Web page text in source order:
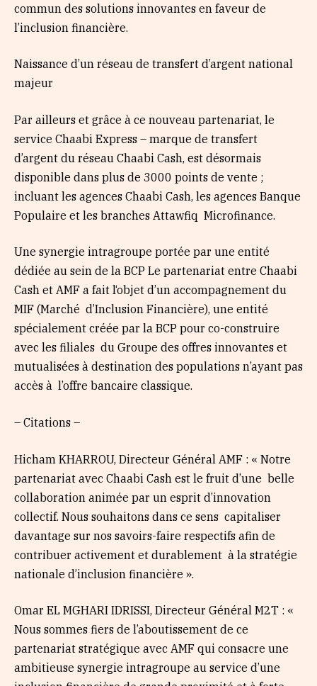
commun des solutions innovantes en faveur de
l’inclusion financière.
Naissance d’un réseau de transfert d’argent national
majeur
Par ailleurs et grâce à ce nouveau partenariat, le
service Chaabi Express – marque de transfert
d’argent du réseau Chaabi Cash, est désormais
disponible dans plus de 3000 points de vente ;
incluant les agences Chaabi Cash, les agences Banque
Populaire et les branches Attawfiq Microfinance.
Une synergie intragroupe portée par une entité
dédiée au sein de la BCP Le partenariat entre Chaabi
Cash et AMF a fait l‘objet d’un accompagnement du
MIF (Marché d’Inclusion Financière), une entité
spécialement créée par la BCP pour co-construire
avec les filiales du Groupe des offres innovantes et
mutualisées à destination des populations n’ayant pas
accès à l’offre bancaire classique.
– Citations –
Hicham KHARROU, Directeur Général AMF : « Notre
partenariat avec Chaabi Cash est le fruit d’une belle
collaboration animée par un esprit d’innovation
collectif. Nous souhaitons dans ce sens capitaliser
davantage sur nos savoirs-faire respectifs afin de
contribuer activement et durablement à la stratégie
nationale d’inclusion financière ».
Omar EL MGHARI IDRISSI, Directeur Général M2T : «
Nous sommes fiers de l’aboutissement de ce
partenariat stratégique avec AMF qui consacre une
ambitieuse synergie intragroupe au service d’une